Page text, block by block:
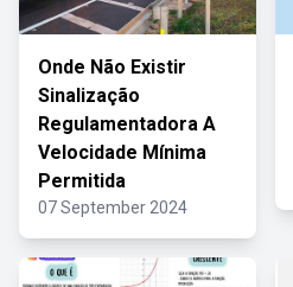
Onde Não Existir
Sinalização
Regulamentadora A
Velocidade Mínima
Permitida
07 September 2024